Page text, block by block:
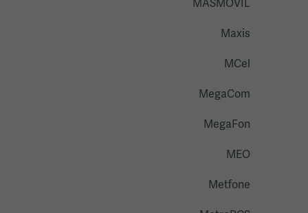
MÁSMÓVIL
Maxis
MCel
MegaCom
MegaFon
MEO
Metfone